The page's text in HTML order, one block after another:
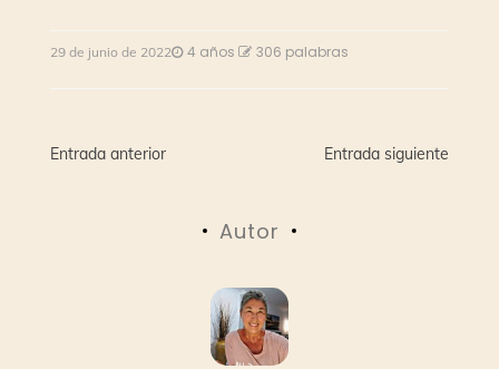
29 de junio de 2022 4 años 306 palabras
Navegación
entradas
Entrada anterior Entrada siguiente
Autor